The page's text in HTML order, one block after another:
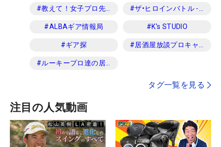
注目の人気動画
#教えて！女子プロ先生 #ザ•ヒロインバトル -NEXT BACK 9-
#ALBAギア情報局 #K's STUDIO
#ギア探 #居酒屋放談プロキャディ編
#ルーキープロ達の居酒屋放談
タグ一覧を見る